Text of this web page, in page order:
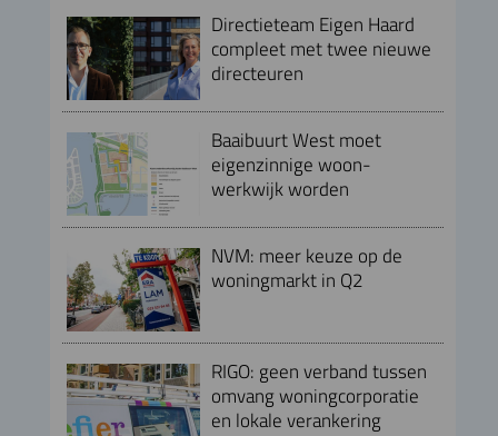
Directieteam Eigen Haard
compleet met twee nieuwe
directeuren
Baaibuurt West moet
eigenzinnige woon-
werkwijk worden
NVM: meer keuze op de
woningmarkt in Q2
RIGO: geen verband tussen
omvang woningcorporatie
en lokale verankering